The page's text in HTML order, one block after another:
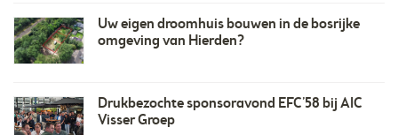
Uw eigen droomhuis bouwen in de bosrijke
omgeving van Hierden?
Drukbezochte sponsoravond EFC’58 bij AIC
Visser Groep